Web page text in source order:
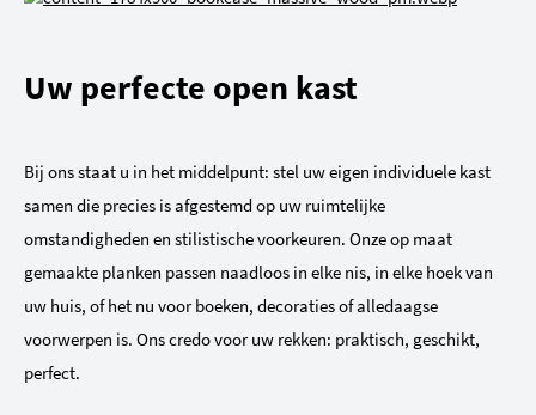
Uw perfecte open kast
Bij ons staat u in het middelpunt: stel uw eigen individuele kast
samen die precies is afgestemd op uw ruimtelijke
omstandigheden en stilistische voorkeuren. Onze op maat
gemaakte planken passen naadloos in elke nis, in elke hoek van
uw huis, of het nu voor boeken, decoraties of alledaagse
voorwerpen is. Ons credo voor uw rekken: praktisch, geschikt,
perfect.